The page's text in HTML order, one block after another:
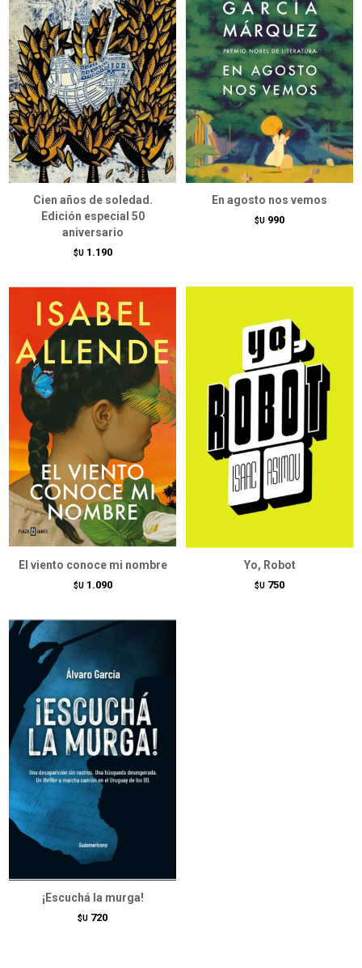
Cien años de soledad.
Edición especial 50
aniversario
$U 1.190
En agosto nos vemos
$U 990
El viento conoce mi nombre
$U 1.090
Yo, Robot
$U 750
¡Escuchá la murga!
$U 720